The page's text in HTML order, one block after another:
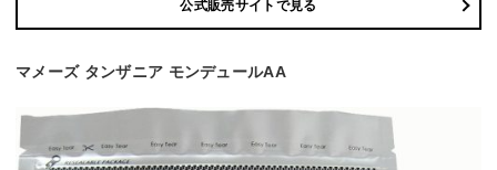
公式販売サイトで見る
マメーズ タンザニア モンデュールAA